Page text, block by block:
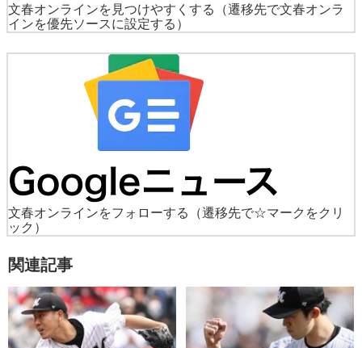
文春オンラインを見つけやすくする
（遷移先で文春オンラ
インを優先ソースに設定する）
文春オンラインをフォローする
（遷移先で☆マークをクリ
ック）
関連記事